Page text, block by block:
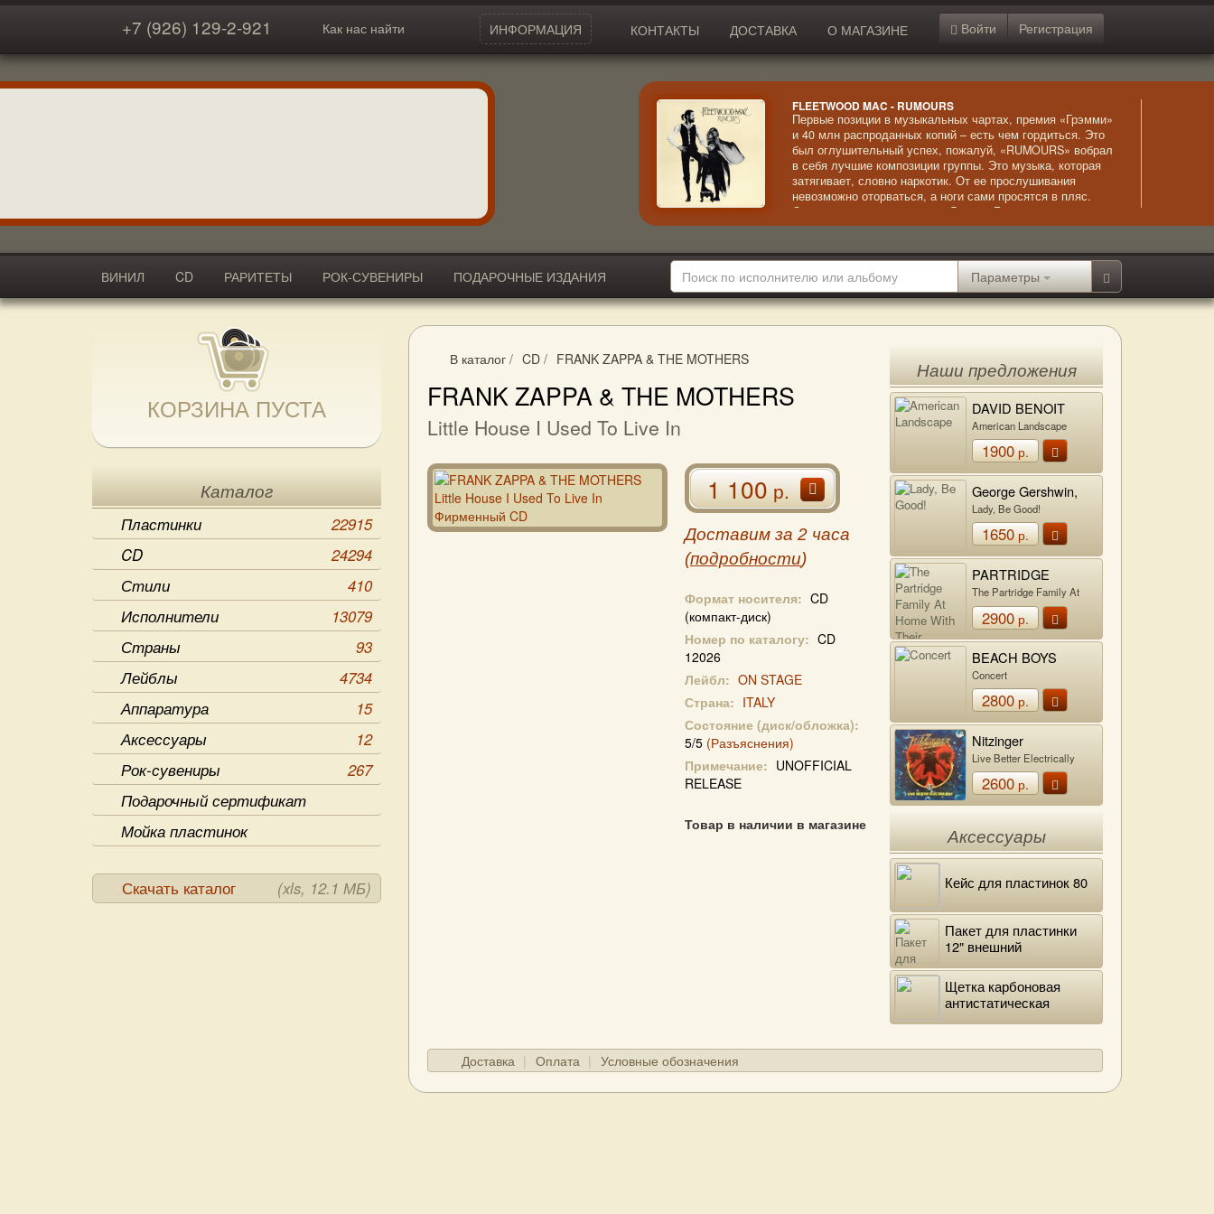
+7 (926) 129-2-921 Как нас найти ИНФОРМАЦИЯ КОНТАКТЫ ДОСТАВКА О МАГАЗИНЕ Войти Регистрация
FLEETWOOD MAC - RUMOURS
Первые позиции в музыкальных чартах, премия «Грэмми»
и 40 млн распроданных копий – есть чем гордиться. Это
был оглушительный успех, пожалуй, «RUMOURS» вобрал
в себя лучшие композиции группы. Это музыка, которая
затягивает, словно наркотик. От ее прослушивания
невозможно оторваться, а ноги сами просятся в пляс.
Особенно впечатляет голос Линдси Бакингем –
обволакивающе сексуальный и чувственный.
ВИНИЛ CD РАРИТЕТЫ РОК-СУВЕНИРЫ
ПОДАРОЧНЫЕ ИЗДАНИЯ
АКСЕССУАРЫ
Параметры
КОРЗИНА ПУСТА
Каталог
Пластинки
22915
CD
24294
Стили
410
Исполнители
13079
Страны
93
Лейблы
4734
Аппаратура
15
Аксессуары
12
Рок-сувениры
267
Подарочный сертификат
Мойка пластинок
Скачать каталог (xls, 12.1 МБ)
В каталог / CD / FRANK ZAPPA & THE MOTHERS
FRANK ZAPPA & THE MOTHERS
Little House I Used To Live In
1 100р.
Доставим за 2 часа
(подробности)
Формат носителя: CD
(компакт-диск)
Номер по каталогу: CD
12026
Лейбл: ON STAGE
Страна: ITALY
Состояние (диск/обложка):
5/5 (Разъяснения)
Примечание: UNOFFICIAL
RELEASE
Товар в наличии в магазине
Наши предложения
DAVID BENOIT
American Landscape
1900р.
George Gershwin,
Ira Gershwin
Lady, Be Good!
1650р.
PARTRIDGE
FAMILY
The Partridge Family At
Home With Their Greatest
Hits2900р.
BEACH BOYS
Concert
2800р.
Nitzinger
Live Better Electrically
2600р.
Аксессуары
Кейс для пластинок 80
Пакет для пластинки
12" внешний
Щетка карбоновая
антистатическая
Доставка Оплата Условные обозначения